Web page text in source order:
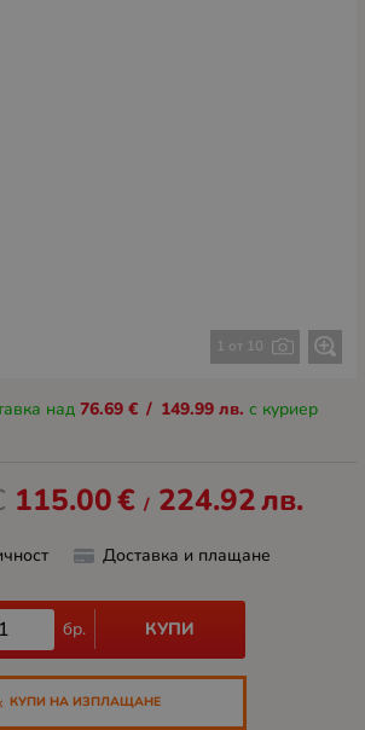
1 от 10
над 76.69 € / 149.99 лв. с куриер
115.00€ / 224.92лв.
Доставка и плащане
бр. КУПИ
КУПИ НА ИЗПЛАЩАНЕ